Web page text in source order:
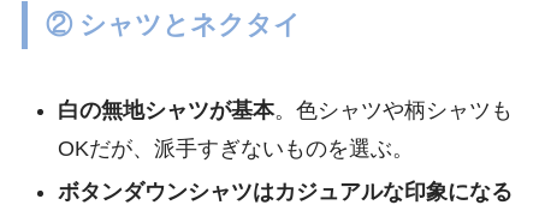
② シャツとネクタイ
白の無地シャツが基本。色シャツや柄シャツも
OKだが、派手すぎないものを選ぶ。
ボタンダウンシャツはカジュアルな印象になる